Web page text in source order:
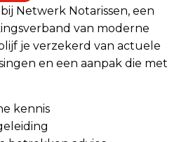
Netwerk Notarissen, een
van moderne
je verzekerd van actuele
en een aanpak die met
kennis